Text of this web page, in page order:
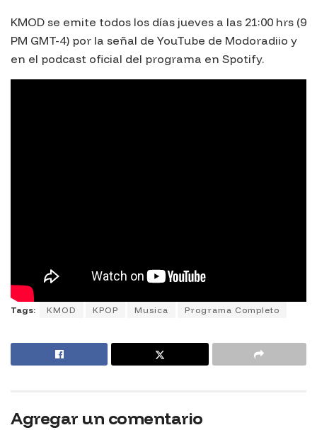
KMOD se emite todos los días jueves a las 21:00 hrs (9
PM GMT-4) por la señal de YouTube de Modoradiio y
en el podcast oficial del programa en Spotify.
Tags: KMOD KPOP Musica Programa Completo
Agregar un comentario